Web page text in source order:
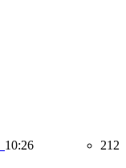
10:26 212